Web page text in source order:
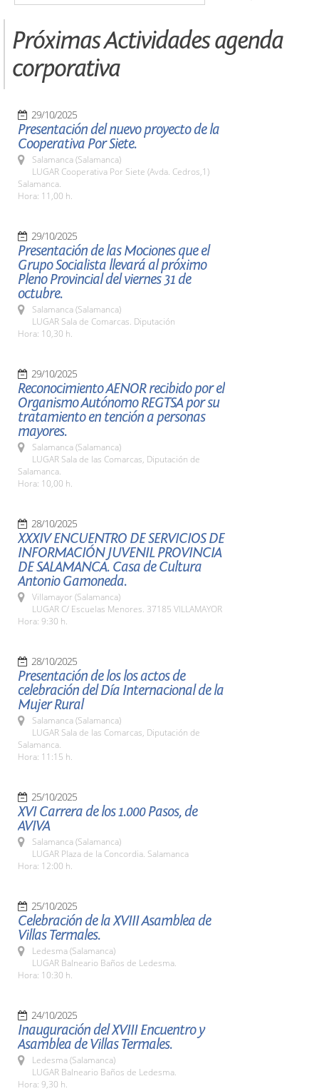
Próximas Actividades agenda
corporativa
29/10/2025
Presentación del nuevo proyecto de la
Cooperativa Por Siete.
Salamanca (Salamanca)
LUGAR Cooperativa Por Siete (Avda. Cedros,1)
Salamanca.
Hora: 11,00 h.
29/10/2025
Presentación de las Mociones que el
Grupo Socialista llevará al próximo
Pleno Provincial del viernes 31 de
octubre.
Salamanca (Salamanca)
LUGAR Sala de Comarcas. Diputación
Hora: 10,30 h.
29/10/2025
Reconocimiento AENOR recibido por el
Organismo Autónomo REGTSA por su
tratamiento en tención a personas
mayores.
Salamanca (Salamanca)
LUGAR Sala de las Comarcas, Diputación de
Salamanca.
Hora: 10,00 h.
28/10/2025
XXXIV ENCUENTRO DE SERVICIOS DE
INFORMACIÓN JUVENIL PROVINCIA
DE SALAMANCA. Casa de Cultura
Antonio Gamoneda.
Villamayor (Salamanca)
LUGAR C/ Escuelas Menores. 37185 VILLAMAYOR
Hora: 9:30 h.
28/10/2025
Presentación de los los actos de
celebración del Día Internacional de la
Mujer Rural
Salamanca (Salamanca)
LUGAR Sala de las Comarcas, Diputación de
Salamanca.
Hora: 11:15 h.
25/10/2025
XVI Carrera de los 1.000 Pasos, de
AVIVA
Salamanca (Salamanca)
LUGAR Plaza de la Concordia. Salamanca
Hora: 12:00 h.
25/10/2025
Celebración de la XVIII Asamblea de
Villas Termales.
Ledesma (Salamanca)
LUGAR Balneario Baños de Ledesma.
Hora: 10:30 h.
24/10/2025
Inauguración del XVIII Encuentro y
Asamblea de Villas Termales.
Ledesma (Salamanca)
LUGAR Balneario Baños de Ledesma.
Hora: 9,30 h.